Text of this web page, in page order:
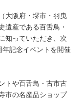
大阪府・堺市・羽曳
遺産である百舌鳥・
知っていただき、次
記念イベントを開催
トや百舌鳥・古市古
市の名産品ショップ